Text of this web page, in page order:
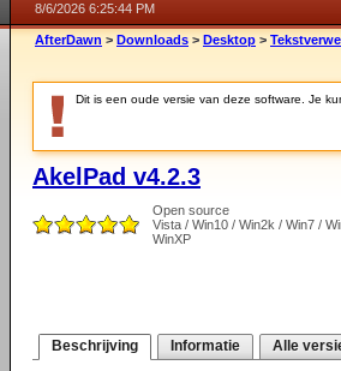
8/6/2026 6:25:44 PM
AfterDawn > Downloads > Desktop >
Dit is een oude versie van deze software. Je
AkelPad v4.2.3
Open source
Vista / Win10 / Win2k / Win7 /
WinXP
Beschrijving Informatie Alle